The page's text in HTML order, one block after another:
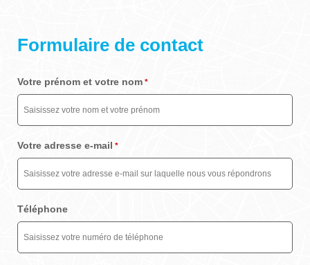
Formulaire de contact
Votre prénom et votre nom *
Votre adresse e-mail *
Téléphone